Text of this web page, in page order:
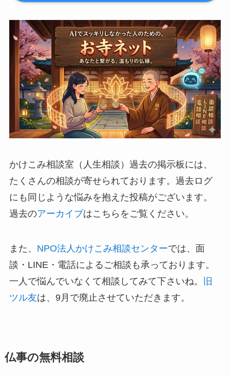
かけこみ相談室（人生相談）過去の掲示板には、
たくさんの相談が寄せられております。過去ログ
にも同じような悩みを抱えた投稿がございます。
過去のアーカイブはこちらをご覧ください。
また、 NPO法人かけこみ相談センターでは、面
談・LINE・電話によるご相談も承っております。
一人で悩んでいなくて相談してみて下さいね。
旧
ツル友は、9月で廃止させていただきます。
仏事の無料相談